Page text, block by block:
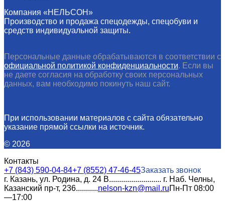
Компания «НЕЛЬСОН»
Производство и продажа спецодежды, спецобуви и
средств индивидуальной защиты.
Персональные данные обрабатываются в соответствии с
официальной политикой конфиденциальности. Если вы
не даете согласия на обработку своих персональных
данных, вам необходимо покинуть наш сайт.
При использовании материалов с сайта обязательно
указание прямой ссылки на источник.
© 2026
Контакты
+7 (843) 590-04-84+7 (8552) 47-46-45Заказать звонок
г. Казань, ул. Родина, д. 24 В.......................... г. Наб. Челны,
Казанский пр-т, 236...........nelson-kzn@mail.ruПн-Пт 08:00
—17:00